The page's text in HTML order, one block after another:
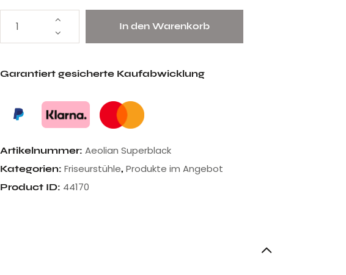
In den Warenkorb
Garantiert gesicherte Kaufabwicklung
Artikelnummer: Aeolian Superblack
Kategorien: Friseurstühle, Produkte im Angebot
Product ID: 44170